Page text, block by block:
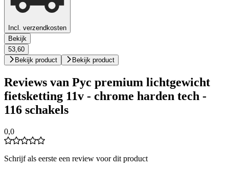
Incl. verzendkosten
Bekijk
53,60
Bekijk product
Bekijk product
Reviews van Pyc premium lichtgewicht
fietsketting 11v - chrome harden tech -
116 schakels
0,0
Schrijf als eerste een review voor dit product